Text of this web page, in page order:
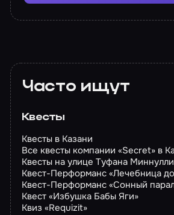
Часто ищут
Квесты
Квесты в Казани
Все квесты компании «Secret» в
Квесты на улице Туфана
Квест-Перформанс «Лечебница
Квест-Перформанс «Сонный
Квест «Избушка Бабы Яги»
Квиз «Requizit»